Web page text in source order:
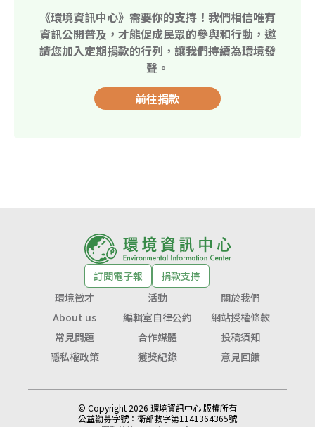
《環境資訊中心》需要你的支持！我們相信唯有
資訊公開普及，才能促成民眾的參與和行動，邀
請您加入定期捐款的行列，讓我們持續為環境發
聲。
前往捐款
訂閱電子報
捐款支持
環境徵才
活動
關於我們
About us
編輯室自律公約
網站授權條款
常見問題
合作媒體
投稿須知
隱私權政策
獲獎紀錄 意見回饋
© Copyright 2026 環境資訊中心 版權所有
公益勸募字號： 衛部救字第1141364365號